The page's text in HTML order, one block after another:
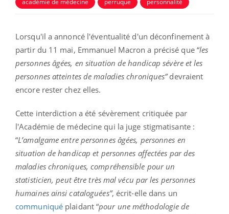
Lorsqu'il a annoncé l'éventualité d'un déconfinement à
partir du 11 mai, Emmanuel Macron a précisé que “les
personnes âgées, en situation de handicap sévère et les
personnes atteintes de maladies chroniques”devraient
encore rester chez elles.
Cette interdiction a été sévèrement critiquée par
l'Académie de médecine qui la juge stigmatisante :
“L ’amalgame entre personnes âgées, personnes en
situation de handicap et personnes affectées par des
maladies chroniques, compréhensible pour un
statisticien, peut être très mal vécu par les personnes
humaines ainsi cataloguées”, écrit-elle dans un
communiqué plaidant “pour une méthodologie de